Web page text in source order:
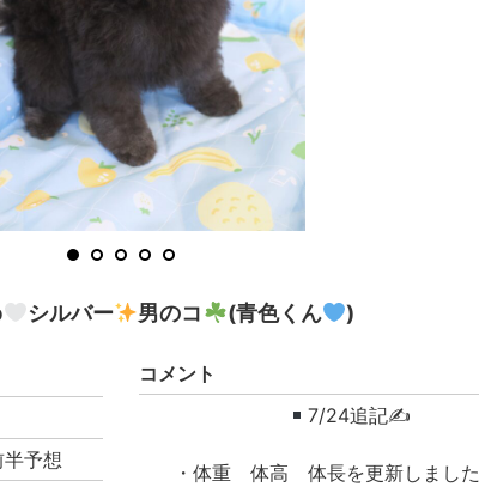
1 2 3 4 5
シルバー 男のコ (青色くん )
予想
コメント
7/24追記✍
・体重 体高 体長を更新しました